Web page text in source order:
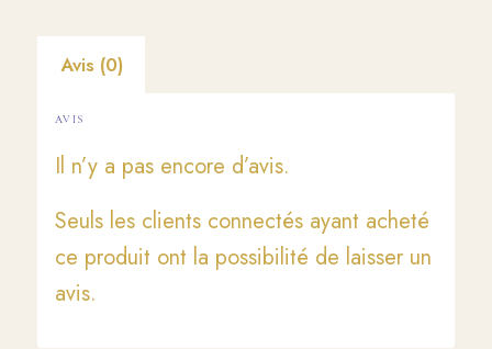
Avis (0)
AVIS
Il n’y a pas encore d’avis.
Seuls les clients connectés ayant acheté
ce produit ont la possibilité de laisser un
avis.